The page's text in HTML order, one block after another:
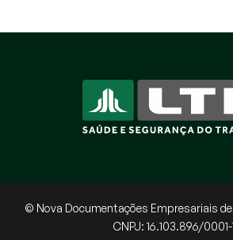
© Nova Documentações Empresariais de
CNPJ: 16.103.896/